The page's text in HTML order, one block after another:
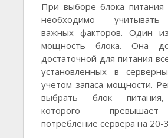
При выборе блока питания
необходимо учитывать
важных факторов. Один
мощность блока. Она
достаточной для питания
установленных в
учетом запаса мощности.
выбрать блок
которого
потребление сервера на 20-